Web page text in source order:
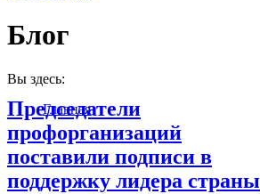
Блог
Вы здесь:
Главная
Председатели
профорганизаций
поставили подписи в
поддержку лидера страны